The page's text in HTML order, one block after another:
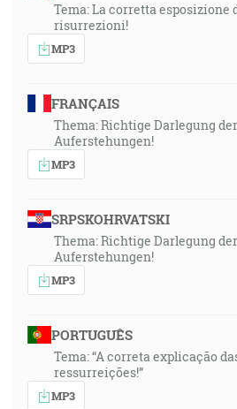
Tema: La corretta esposizione
risurrezioni!
MP3
FRANÇAIS
Thema: Richtige Darlegung
Auferstehungen!
MP3
SRPSKOHRVATSKI
Thema: Richtige Darlegung
Auferstehungen!
MP3
PORTUGUÊS
Tema: “A correta explicação
ressurreições!”
MP3